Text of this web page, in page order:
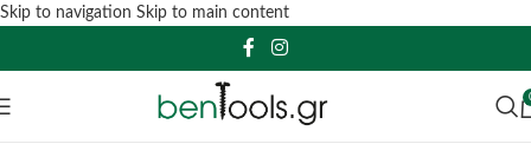
Skip to navigation Skip to main content